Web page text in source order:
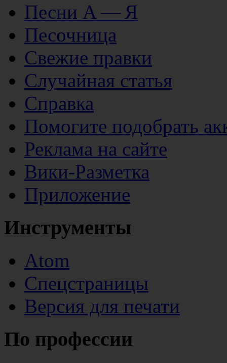
Песни А — Я
Песочница
Свежие правки
Случайная статья
Справка
Помогите подобрать
Реклама на сайте
Вики-Разметка
Приложение
Инструменты
Atom
Спецстраницы
Версия для печати
По профессии